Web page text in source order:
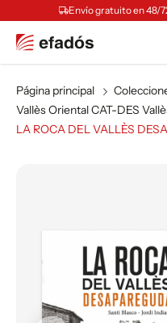
Envío gratuito en 48/
Página principal
Vallès Oriental CAT-DES
LA ROCA DEL VALLÈS